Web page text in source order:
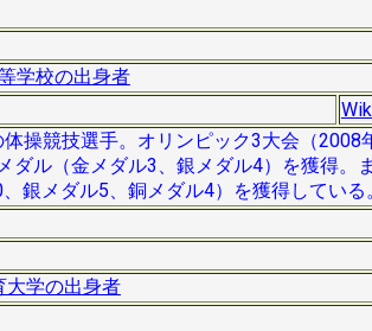
学校の出身者
操競技選手。オリンピック3大会（2008
ル（金メダル3、銀メダル4）を獲得。
銀メダル5、銅メダル4）を獲得している
大学の出身者